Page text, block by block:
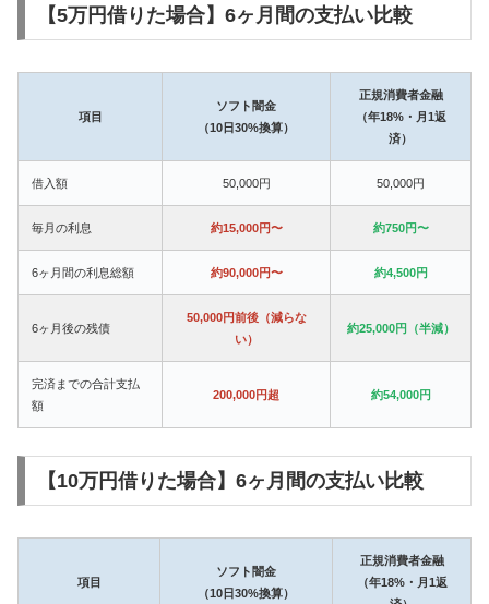
【5万円借りた場合】6ヶ月間の支払い比較
項目
ソフト闇金
（10日30%換算）
正規消費者金融
（年18%・月1返
済）
借入額 50,000円 50,000円
毎月の利息 約15,000円〜 約750円〜
6ヶ月間の利息総額 約90,000円〜 約4,500円
6ヶ月後の残債
50,000円前後（減らな
い）
約25,000円（半減）
完済までの合計支払
額
200,000円超 約54,000円
【10万円借りた場合】6ヶ月間の支払い比較
項目
ソフト闇金
（10日30%換算）
正規消費者金融
（年18%・月1返